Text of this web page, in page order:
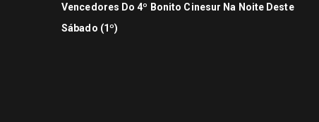
Vencedores Do 4º Bonito Cinesur Na Noite Deste
Sábado (1º)